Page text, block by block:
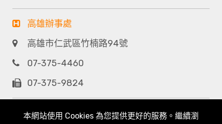
本網站使用 Cookies 為您提供更好的服務。繼續瀏
高雄辦事處
高雄市仁武區竹楠路94號
07-375-4460
07-375-9824